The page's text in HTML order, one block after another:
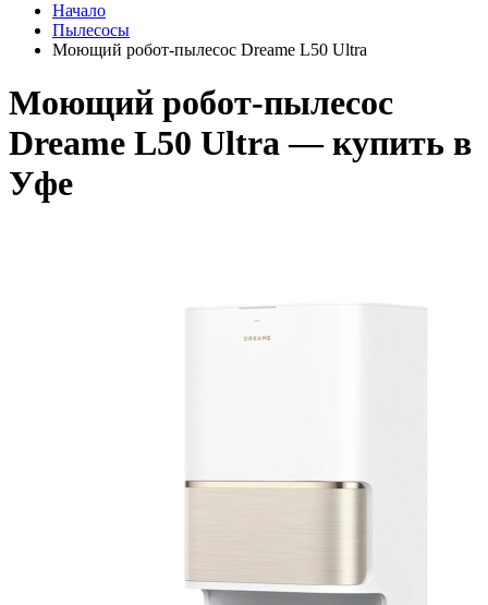
Начало
Пылесосы
Моющий робот-пылесос Dreame L50 Ultra
Моющий робот-пылесос
Dreame L50 Ultra — купить в
Уфе